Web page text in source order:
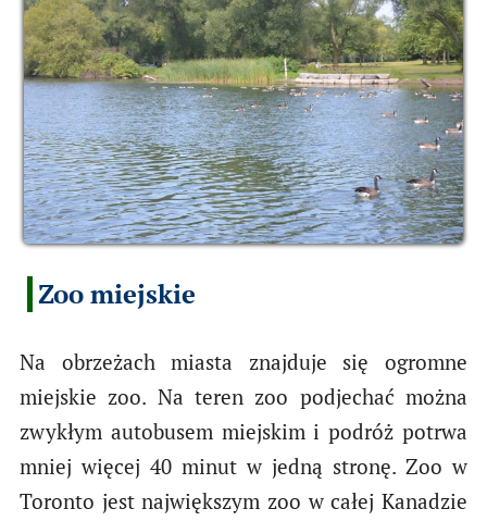
Zoo miejskie
Na obrzeżach miasta znajduje się ogromne
miejskie zoo. Na teren zoo podjechać można
zwykłym autobusem miejskim i podróż potrwa
mniej więcej 40 minut w jedną stronę. Zoo w
Toronto jest największym zoo w całej Kanadzie